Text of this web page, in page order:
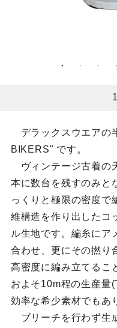
デラックスウエアの
BIKERS" です。
ヴィンテージ古着の
本に数台を残すのみと
っくりと極限の密度で
維構造を作り出したコ
ル生地です。編糸にア
合わせ、更にその撚り
高密度に編み立てるこ
およそ10m程の生産量
効率な希少素材でもあ
ブリーチを行わず生